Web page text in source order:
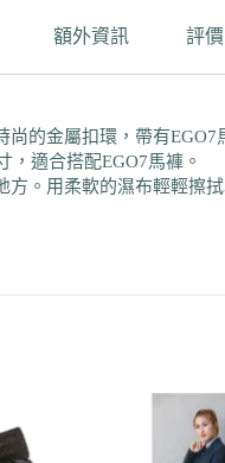
額外資訊 評
的金屬扣環，帶有
，適合搭配EGO7馬褲。
。用柔軟的濕布輕輕擦拭